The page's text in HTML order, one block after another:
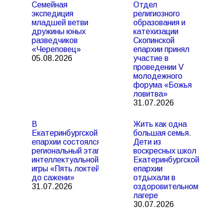
Семейная
экспедиция
младшей ветви
дружины юных
разведчиков
«Череповец»
05.08.2026
Отдел
религиозного
образования и
катехизации
Скопинской
епархии принял
участие в
проведении V
молодежного
форума «Божья
ловитва»
31.07.2026
В
Екатеринбургской
епархии состоялся
региональный этап
интеллектуальной
игры «Пять локтей
до сажени»
31.07.2026
Жить как одна
большая семья.
Дети из
воскресных школ
Екатеринбургской
епархии
отдыхали в
оздоровительном
лагере
30.07.2026